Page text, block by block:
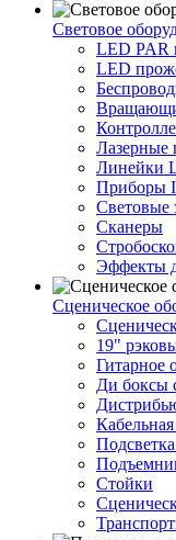
Световое
LED PAR
LED
Лазерные
Линейки
Приборы
Световые
Сканеры
Эффекты
Сценическое
19"
Гитарное
Ди боксы
Стойки